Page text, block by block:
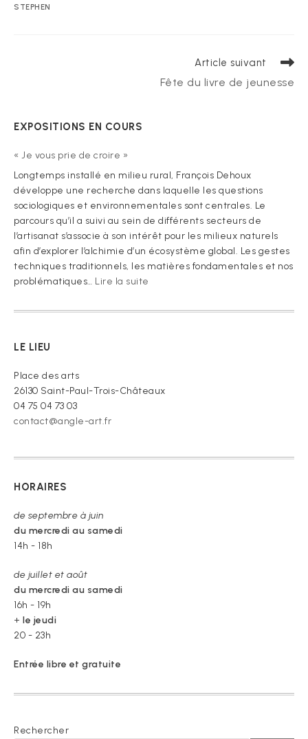
STEPHEN
Article suivant
Fête du livre de jeunesse
EXPOSITIONS EN COURS
« Je vous prie de croire »
Longtemps installé en milieu rural, François Dehoux
développe une recherche dans laquelle les questions
sociologiques et environnementales sont centrales. Le
parcours qu’il a suivi au sein de différents secteurs de
l’artisanat s’associe à son intérêt pour les milieux naturels
afin d’explorer l’alchimie d’un écosystème global. Les gestes
techniques traditionnels, les matières fondamentales et nos
problématiques… Lire la suite
vous
LE LIEU
Place des arts
26130 Saint-Paul-Trois-Châteaux
04 75 04 73 03
contact@angle-art.fr
HORAIRES
de septembre à juin
du mercredi au samedi
14h - 18h
de juillet et août
du mercredi au samedi
16h - 19h
+ le jeudi
20 - 23h
Entrée libre et gratuite
Rechercher